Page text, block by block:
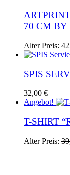
auf.
Die
auf
der
70 CM BY
Alter Preis:
SPIS
32,00 €
Angebot!
T-SHIRT
Alter Preis: